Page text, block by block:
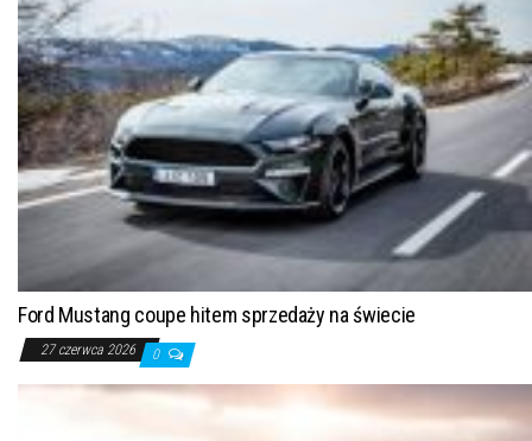
Ford Mustang coupe hitem sprzedaży na świecie
27 czerwca 2026 0